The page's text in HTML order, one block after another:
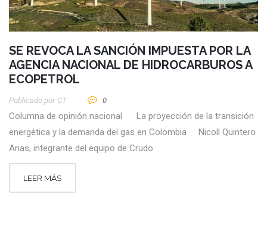
SE REVOCA LA SANCIÓN IMPUESTA POR LA
AGENCIA NACIONAL DE HIDROCARBUROS A
ECOPETROL
Publicado por CT 0
Columna de opinión nacional La proyección de la transición
energética y la demanda del gas en Colombia Nicoll Quintero
Arias, integrante del equipo de Crudo
LEER MÁS